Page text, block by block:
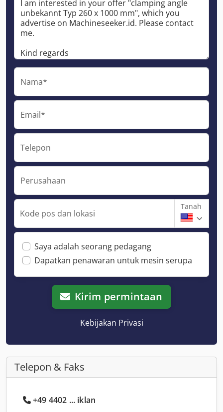
Nama*
Email*
Telepon
Perusahaan
Kode pos dan lokasi
Tanah
Saya adalah seorang pedagang
Dapatkan penawaran untuk mesin serupa
Kirim permintaan
Kebijakan Privasi
Telepon & Faks
+49 4402 ... iklan